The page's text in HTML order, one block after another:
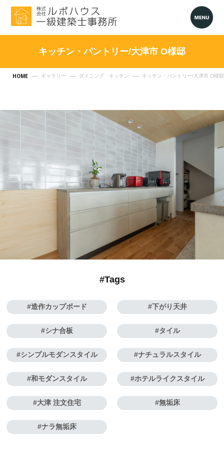
HOME ギャラリー ダイニング・キッチン キッチン・パントリー/大津市 O様邸
キッチン・パントリー/大津市 O様邸
#Tags
造作カップボード 下がり天井
シナ合板 タイル
シンプルモダンスタイル ナチュラルスタイル
和モダンスタイル ホテルライクスタイル
大津 注文住宅 無垢床
ナラ無垢床